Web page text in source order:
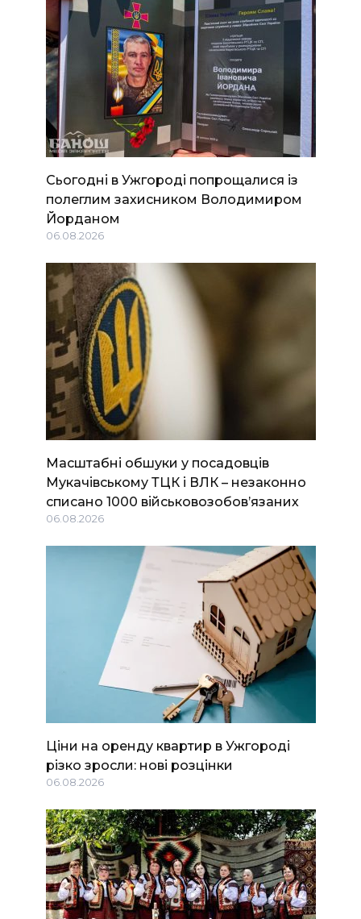
Сьогодні в Ужгороді попрощалися із
полеглим захисником Володимиром
Йорданом
06.08.2026
Масштабні обшуки у посадовців
Мукачівському ТЦК і ВЛК – незаконно
списано 1000 військовозобов’язаних
06.08.2026
Ціни на оренду квартир в Ужгороді
різко зросли: нові розцінки
06.08.2026